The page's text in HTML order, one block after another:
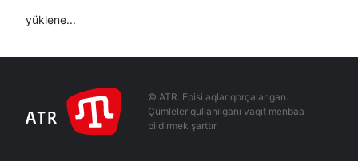
yüklene...
© ATR. Episi aqlar qorçalangan.
Çümleler qullanılganı vaqıt menbaa
bildirmek şarttır